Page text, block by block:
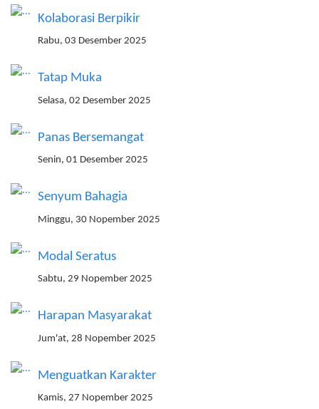
Kolaborasi Berpikir
Rabu, 03 Desember 2025
Tatap Muka
Selasa, 02 Desember 2025
Panas Bersemangat
Senin, 01 Desember 2025
Senyum Bahagia
Minggu, 30 Nopember 2025
Modal Seratus
Sabtu, 29 Nopember 2025
Harapan Masyarakat
Jum'at, 28 Nopember 2025
Menguatkan Karakter
Kamis, 27 Nopember 2025